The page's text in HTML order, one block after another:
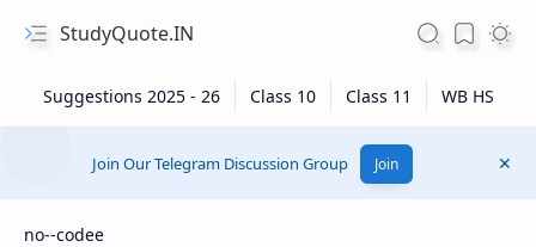
StudyQuote.IN
Join Our Telegram Discussion Group Join
no--codee